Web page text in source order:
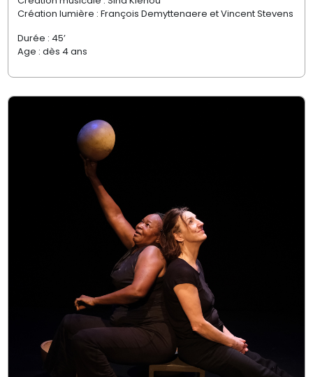
Création lumière : François Demyttenaere et Vincent Stevens
Durée : 45’
Age : dès 4 ans